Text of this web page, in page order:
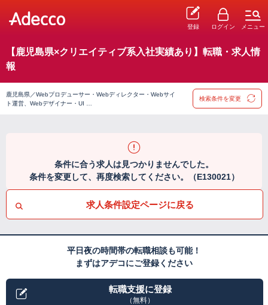
登録 ログイン メニュー
【鹿児島県×クリエイティブ系入社実績あり】転職・求人情
報
鹿児島県／Webプロデューサー・Webディレクター・Webサイ
ト運営、Webデザイナー・UI …
検索条件を変更
条件に合う求人は見つかりませんでした。
条件を変更して、再度検索してください。（E130021）
求人条件設定ページに戻る
平日夜の時間帯の転職相談も可能！
まずはアデコにご登録ください
転職支援に登録
（無料）